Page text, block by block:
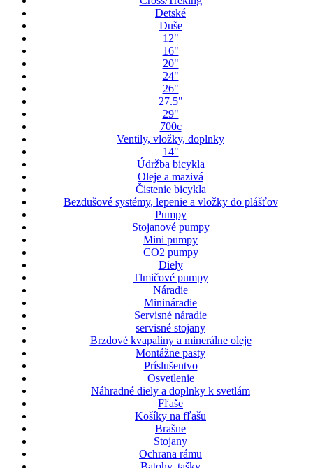
Detské
Duše
12"
16"
20"
24"
26"
27.5"
29"
700c
Ventily, vložky, doplnky
14"
Údržba bicykla
Oleje a mazivá
Čistenie bicykla
Bezdušové systémy, lepenie a vložky do plášťov
Pumpy
Stojanové pumpy
Mini pumpy
CO2 pumpy
Diely
Tlmičové pumpy
Náradie
Minináradie
Servisné náradie
servisné stojany
Brzdové kvapaliny a minerálne oleje
Montážne pasty
Príslušentvo
Osvetlenie
Náhradné diely a doplnky k svetlám
Fľaše
Košíky na fľašu
Brašne
Stojany
Ochrana rámu